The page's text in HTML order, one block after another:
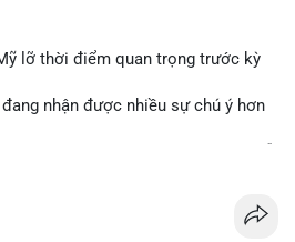
lỡ thời điểm quan trọng trước kỳ
nhận được nhiều sự chú ý hơn